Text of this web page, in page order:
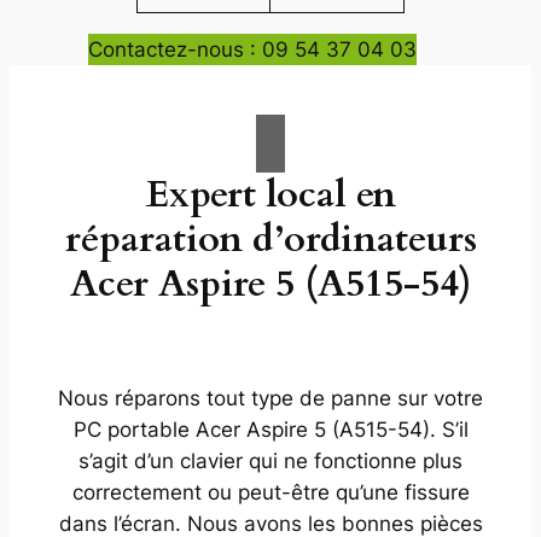
Contactez-nous : 09 54 37 04 03
Expert local en
réparation d’ordinateurs
Acer Aspire 5 (A515-54)
Nous réparons tout type de panne sur votre
PC portable Acer Aspire 5 (A515-54). S’il
s’agit d’un clavier qui ne fonctionne plus
correctement ou peut-être qu’une fissure
dans l’écran. Nous avons les bonnes pièces